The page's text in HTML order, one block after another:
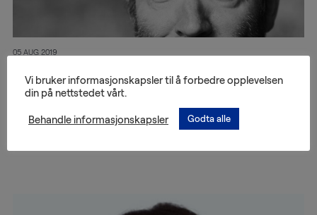
05 AUG 2019
Stefan Frisdahl
Vi bruker informasjonskapsler til å forbedre opplevelsen
din på nettstedet vårt.
Behandle informasjonskapsler Godta alle